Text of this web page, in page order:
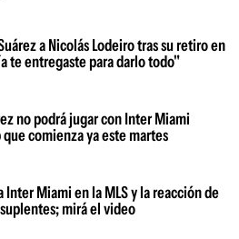
a Nicolás Lodeiro tras su retiro en
te entregaste para darlo todo"
no podrá jugar con Inter Miami
comienza ya este martes
Inter Miami en la MLS y la reacción de
mirá el video